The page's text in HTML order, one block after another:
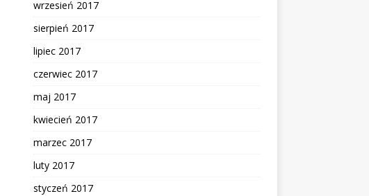
wrzesień 2017
sierpień 2017
lipiec 2017
czerwiec 2017
maj 2017
kwiecień 2017
marzec 2017
luty 2017
styczeń 2017